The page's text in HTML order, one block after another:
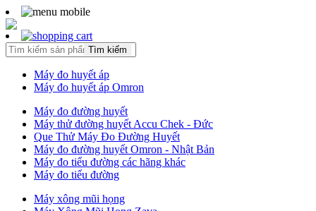
Tìm kiếm
Máy đo huyết áp
Máy đo huyết áp Omron
Máy đo đường huyết
Máy thử đường huyết Accu Chek - Đức
Que Thử Máy Đo Đường Huyết
Máy đo đường huyết Omron - Nhật Bản
Máy đo tiểu đường các hãng khác
Máy đo tiểu đường
Máy xông mũi họng